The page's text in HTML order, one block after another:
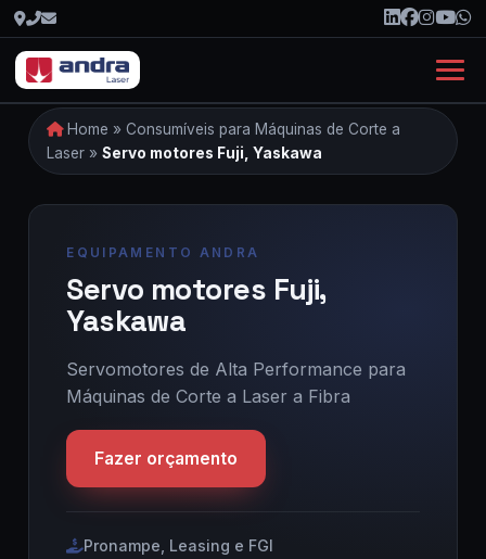
Home »Consumíveis para Máquinas de Corte a
Laser »Servo motores Fuji, Yaskawa
Servo motores Fuji,
Yaskawa
Servomotores de Alta Performance para
Máquinas de Corte a Laser a Fibra
Fazer orçamento
Pronampe, Leasing e FGI